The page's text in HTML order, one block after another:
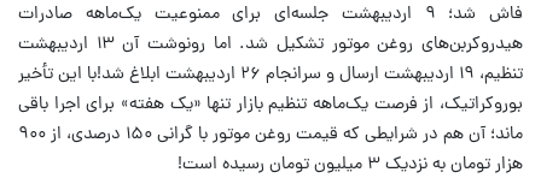
فاش شد؛ ۹ اردیبهشت جلسه‌ای برای ممنوعیت یک‌ماهه صادرات
هیدروکربن‌های روغن موتور تشکیل شد. اما رونوشت آن ۱۳ اردیبهشت
تنظیم، ۱۹ اردیبهشت ارسال و سرانجام ۲۶ اردیبهشت ابلاغ شد!با این تأخیر
بوروکراتیک، از فرصت یک‌ماهه تنظیم بازار تنها «یک هفته» برای اجرا باقی
ماند؛ آن هم در شرایطی که قیمت روغن موتور با گرانی ۱۵۰ درصدی، از ۹۰۰
هزار تومان به نزدیک ۳ میلیون تومان رسیده است!